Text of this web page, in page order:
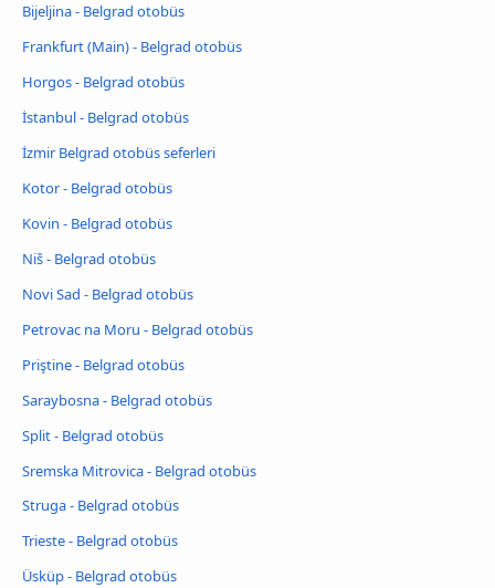
Bijeljina - Belgrad otobüs
Frankfurt (Main) - Belgrad otobüs
Horgos - Belgrad otobüs
İstanbul - Belgrad otobüs
İzmir Belgrad otobüs seferleri
Kotor - Belgrad otobüs
Kovin - Belgrad otobüs
Niš - Belgrad otobüs
Novi Sad - Belgrad otobüs
Petrovac na Moru - Belgrad otobüs
Priştine - Belgrad otobüs
Saraybosna - Belgrad otobüs
Split - Belgrad otobüs
Sremska Mitrovica - Belgrad otobüs
Struga - Belgrad otobüs
Trieste - Belgrad otobüs
Üsküp - Belgrad otobüs